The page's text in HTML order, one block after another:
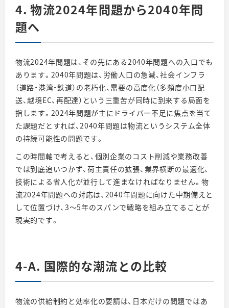
4. 物流2024年問題から2040年問
題へ
物流2024年問題は、その先にある2040年問題への入口でも
あります。2040年問題は、労働人口の急減、社会インフラ
（道路・港湾・鉄道）の老朽化、需要の高度化（多頻度小口配
送、越境EC、再配達）という三重苦が同時に到来する局面を
指します。2024年問題が主にドライバー不足に焦点を当て
た課題だとすれば、2040年問題は物流というシステム全体
の持続可能性の問題です。
この時間軸で考えると、個別企業のコスト削減や業務改善
では到底追いつかず、荷主責任の拡張、業界横断の最適化、
技術による省人化が並行して進まなければなりません。物
流2024年問題への対応は、2040年問題に向けた中期備えと
して位置づけ、3〜5年のスパンで戦略を組み立てることが
現実的です。
4-A. 国際的な潮流との比較
物流の供給制約と効率化の要請は、日本だけの問題ではあ